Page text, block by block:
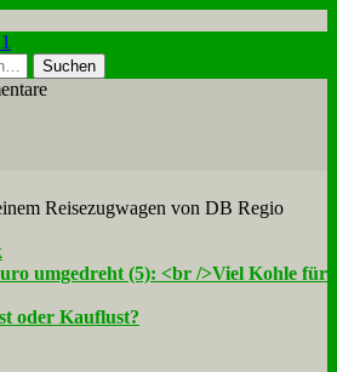
umgedreht (5): <br />Viel Kohle für
oder Kauflust?